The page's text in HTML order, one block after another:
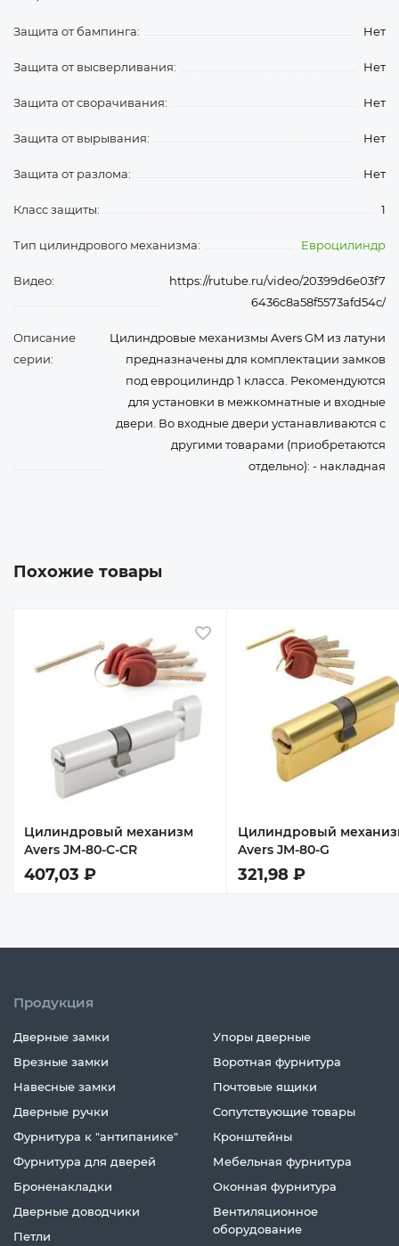
Защита от бампинга: Нет
Защита от высверливания: Нет
Защита от сворачивания: Нет
Защита от вырывания: Нет
Защита от разлома: Нет
Класс защиты: 1
Тип цилиндрового механизма: Евроцилиндр
Видео:
https://rutube.ru/video/20399d6e03f7
6436c8a58f5573afd54c/
Описание
серии:
Цилиндровые механизмы Avers GM из латуни
предназначены для комплектации замков
под евроцилиндр 1 класса. Рекомендуются
для установки в межкомнатные и входные
двери. Во входные двери устанавливаются с
другими товарами (приобретаются
отдельно): - накладная
Похожие товары
Цилиндровый механизм
Avers JM-80-C-CR
407,03 ₽
В избранное
Цилиндровый
Avers JM-80-G
321,98 ₽
Продукция
Дверные замки
Врезные замки
Навесные замки
Дверные ручки
Фурнитура к "антипанике"
Фурнитура для дверей
Броненакладки
Дверные доводчики
Петли
Упоры дверные
Воротная фурнитура
Почтовые ящики
Сопутствующие товары
Кронштейны
Мебельная фурнитура
Оконная фурнитура
Вентиляционное
оборудование